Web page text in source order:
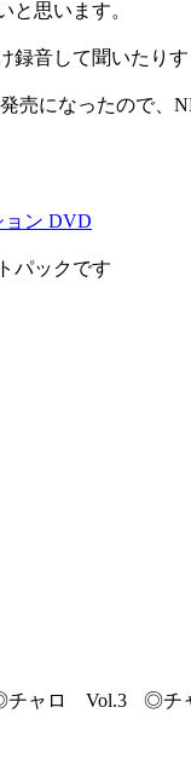
と思います。
録音して聞いたり
売になったので、
ョン DVD
パックです
ャロ Vol.3 ◎チ